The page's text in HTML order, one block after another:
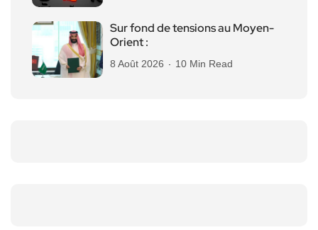
Sur fond de tensions au Moyen-
Orient :
8 Août 2026 10 Min Read